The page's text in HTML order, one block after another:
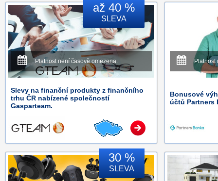
až 40 %
SLEVA
Platnost není časově omezena.
Slevy na finanční produkty z finančního
trhu ČR nabízené společností
Gasparteam.
Platnost
Bonusové
účtů Partners
30 %
SLEVA